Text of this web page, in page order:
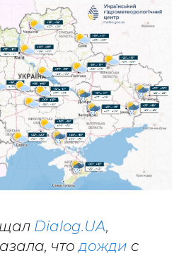
Dialog.UA,
что дожди с